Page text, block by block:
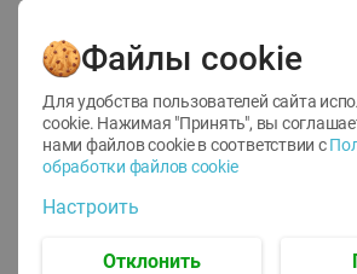
12
1.05 руб./
руб./шт ТОФУ
Файлы cookie
Для удобства пользователей сайта
cookie. Нажимая "Принять", вы
нами файлов cookie в соответствии с
обработки файлов cookie
Настроить
Отклонить